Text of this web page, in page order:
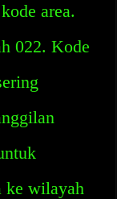
area.
022. Kode
ke wilayah